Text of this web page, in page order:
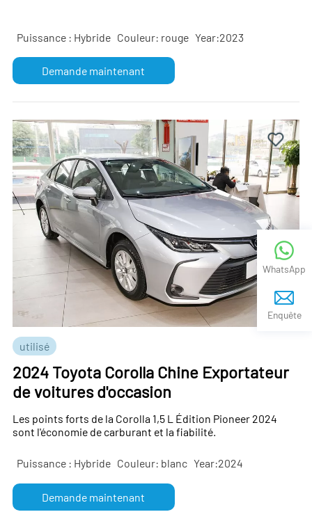
Puissance : Hybride Couleur: rouge Year:2023
Demande maintenant
utilisé
2024 Toyota Corolla Chine Exportateur
de voitures d'occasion
Les points forts de la Corolla 1,5 L Édition Pioneer 2024
sont l'économie de carburant et la fiabilité.
Puissance : Hybride Couleur: blanc Year:2024
Demande maintenant
WhatsApp
Enquête